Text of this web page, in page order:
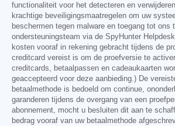
functionaliteit voor het detecteren en
krachtige beveiligingsmaatregelen om uw
beschermen tegen malware en toegang tot ons
ondersteuningsteam via de SpyHunter
kosten vooraf in rekening gebracht tijdens de
creditcard vereist is om de proefversie te
creditcards, betaalpassen en cadeaukaarten
geaccepteerd voor deze aanbieding.) De
betaalmethode is bedoeld om continue,
garanderen tijdens de overgang van een
abonnement, mocht u besluiten dit aan te
bedrag vooraf van uw betaalmethode